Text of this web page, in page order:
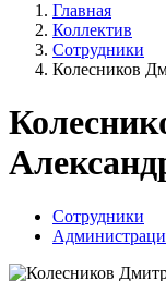
Главная
Коллектив
Сотрудники
Колесников
Сотрудники